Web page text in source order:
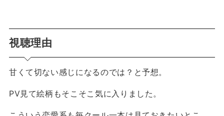
視聴理由
甘くて切ない感じになるのでは？と予想。
PV見て絵柄もそこそこ気に入りました。